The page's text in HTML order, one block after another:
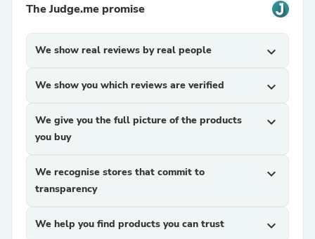
The Judge.me promise
We show real reviews by real people expand_more
We show you which reviews are verified expand_more
We give you the full picture of the products
you buy
expand_more
We recognise stores that commit to
transparency
expand_more
We help you find products you can trust expand_more